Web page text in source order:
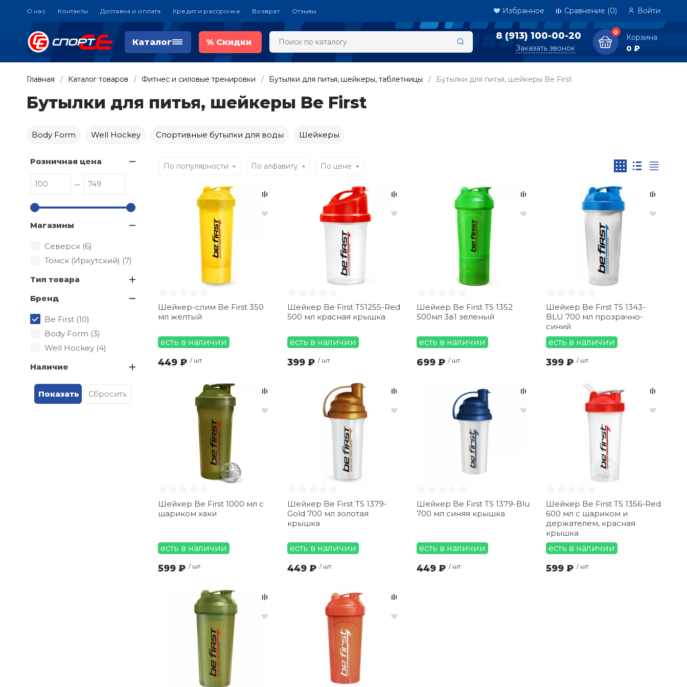
О нас Контакты Доставка и оплата Кредит и рассрочка Возврат Отзывы Избранное Сравнение (0) Войти
Каталог % Скидки
8 (913) 100-00-20
Заказать звонок
0
Корзина
0 ₽
Главная Каталог товаров Фитнес и силовые тренировки Бутылки для питья, шейкеры, таблетницы Бутылки для питья, шейкеры Be First
Бутылки для питья, шейкеры Be First
Body Form Well Hockey Спортивные бутылки для воды Шейкеры
Розничная цена
Магазины
Северск (6)
Томск (Иркутский) (7)
Тип товара
Бренд
Be First (10)
Body Form (3)
Well Hockey (4)
Наличие
По популярности По алфавиту По цене
Шейкер-слим Be First 350
мл желтый
есть в наличии
449 ₽ / шт.
Шейкер Be First TS1255-Red
500 мл красная крышка
есть в наличии
399 ₽ / шт.
Шейкер Be First TS 1352
500мл 3в1 зеленый
есть в наличии
699 ₽ / шт.
Шейкер Be First TS 1343-
BLU 700 мл прозрачно-
синий
есть в наличии
399 ₽ / шт.
Шейкер Be First 1000 мл с
шариком хаки
есть в наличии
599 ₽ / шт.
Шейкер Be First TS 1379-
Gold 700 мл золотая
крышка
есть в наличии
449 ₽ / шт.
Шейкер Be First TS 1379-Blu
700 мл синяя крышка
есть в наличии
449 ₽ / шт.
Шейкер Be First TS 1356-Red
600 мл с шариком и
держателем, красная
крышка
есть в наличии
599 ₽ / шт.